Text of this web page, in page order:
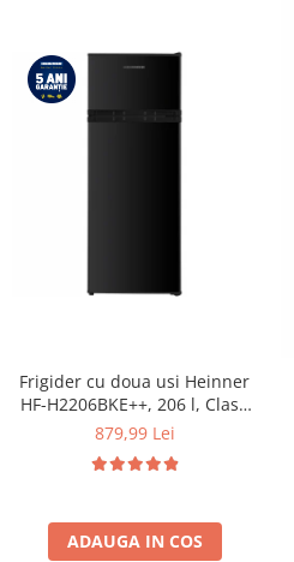
Frigider cu doua usi Heinner
HF-H2206BKE++, 206 l, Clasa
E, lumina LED, 3 rafturi de
879,99 Lei
ADAUGA IN COS